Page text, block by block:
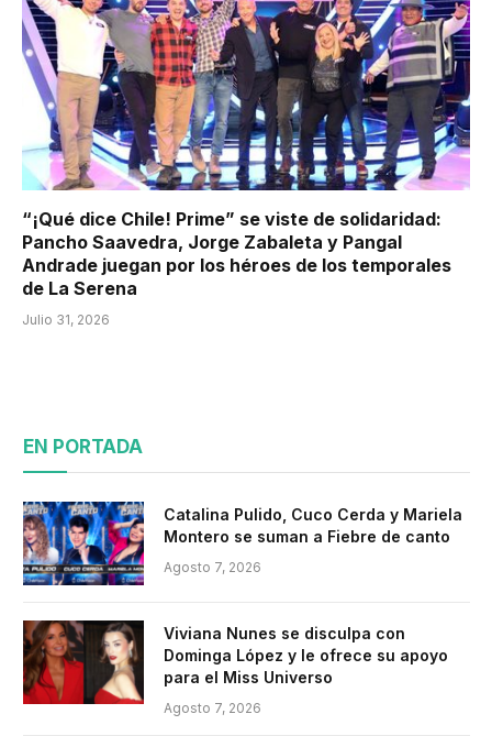
“¡Qué dice Chile! Prime” se viste de solidaridad:
Pancho Saavedra, Jorge Zabaleta y Pangal
Andrade juegan por los héroes de los temporales
de La Serena
Julio 31, 2026
EN PORTADA
Catalina Pulido, Cuco Cerda y Mariela
Montero se suman a Fiebre de canto
Agosto 7, 2026
Viviana Nunes se disculpa con
Dominga López y le ofrece su apoyo
para el Miss Universo
Agosto 7, 2026